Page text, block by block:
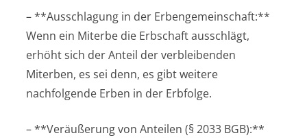
– **Ausschlagung in der Erbengemeinschaft:**
Wenn ein Miterbe die Erbschaft ausschlägt,
erhöht sich der Anteil der verbleibenden
Miterben, es sei denn, es gibt weitere
nachfolgende Erben in der Erbfolge.
– **Veräußerung von Anteilen (§ 2033 BGB):**